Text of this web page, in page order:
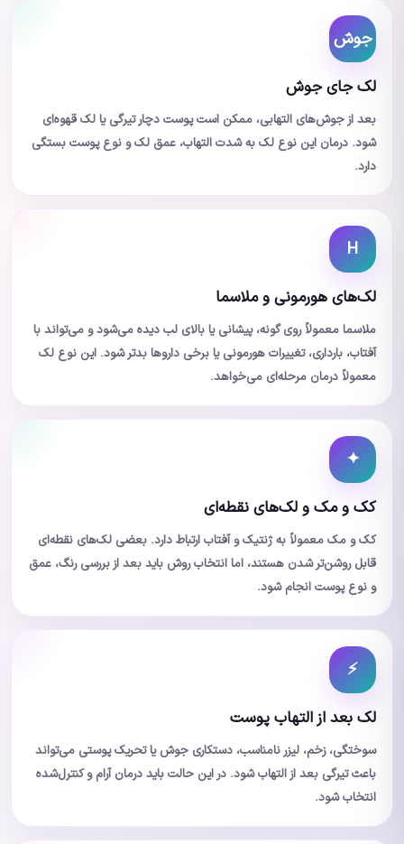
جوش
لک جای جوش
بعد از جوش‌های التهابی، ممکن است پوست دچار تیرگی یا لک قهوه‌ای
شود. درمان این نوع لک به شدت التهاب، عمق لک و نوع پوست بستگی
دارد.
H
لک‌های هورمونی و ملاسما
ملاسما معمولاً روی گونه، پیشانی یا بالای لب دیده می‌شود و می‌تواند با
آفتاب، بارداری، تغییرات هورمونی یا برخی داروها بدتر شود. این نوع لک
معمولاً درمان مرحله‌ای می‌خواهد.
✦
کک و مک و لک‌های نقطه‌ای
کک و مک معمولاً به ژنتیک و آفتاب ارتباط دارد. بعضی لک‌های نقطه‌ای
قابل روشن‌تر شدن هستند، اما انتخاب روش باید بعد از بررسی رنگ، عمق
و نوع پوست انجام شود.
⚡
لک بعد از التهاب پوست
سوختگی، زخم، لیزر نامناسب، دستکاری جوش یا تحریک پوستی می‌تواند
باعث تیرگی بعد از التهاب شود. در این حالت باید درمان آرام و کنترل‌شده
انتخاب شود.